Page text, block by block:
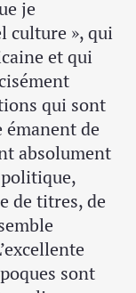
je
culture », qui
et qui
qui sont
de
absolument
politique,
de titres, de
sont